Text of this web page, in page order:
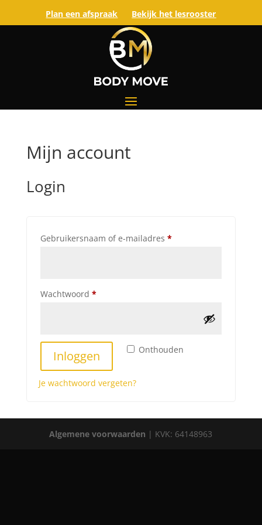
Plan een afspraak Bekijk het lesrooster
Mijn account
Login
Gebruikersnaam of e-mailadres *Vereist
Wachtwoord *Vereist
Onthouden
Inloggen
Je wachtwoord vergeten?
Algemene voorwaarden | KVK: 64148963